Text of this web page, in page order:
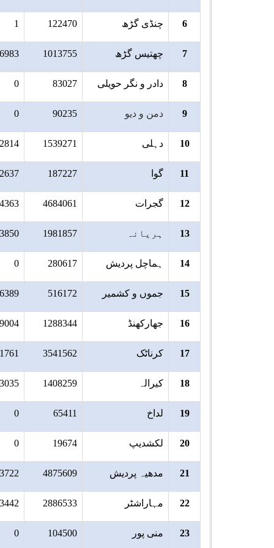
6 چنڈی گڑھ 122470
1
7 چھتیس گڑھ 1013755
8 دادر و نگر حویلی 83027
0
9 دمن و دیو 90235
0
10 دہلی 1539271
11 گوا 187227
2637
12 گجرات 4684061
13 ہریانہ 1981857
14 ہماچل پردیش 280617
0
15 جموں و کشمیر 516172
16 جھارکھنڈ 1288344
17 کرناٹک 3541562
18 کیرالہ 1408259
3035
19 لداخ 65411
0
20 لکشدیپ 19674
0
21 مدھیہ پردیش 4875609
22 مہاراشٹر 2886533
23 منی پور 104500
0